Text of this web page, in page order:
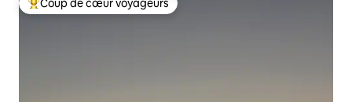
Coups de cœur voyageurs les plus appréciés
Coup de cœur voyageurs